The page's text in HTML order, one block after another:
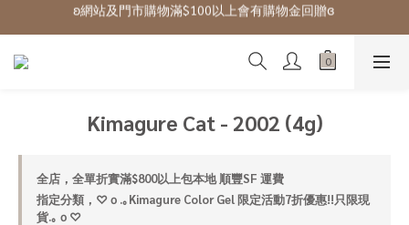
ʚ 網站免費登記會員,登入後可下單ɞ Click Here
ʚ網站及門市購物滿$100以上會有購物金回贈ɞ
ʚ 網站免費登記會員,登入後可下單ɞ Click Here
Kimagure Cat - 2002 (4g)
全店，全單折實滿$800以上包本地 順豐SF 運費
指定分類，♡ｏ.｡Kimagure Color Gel 限定活動7折優惠!!只限現
貨.｡ｏ♡